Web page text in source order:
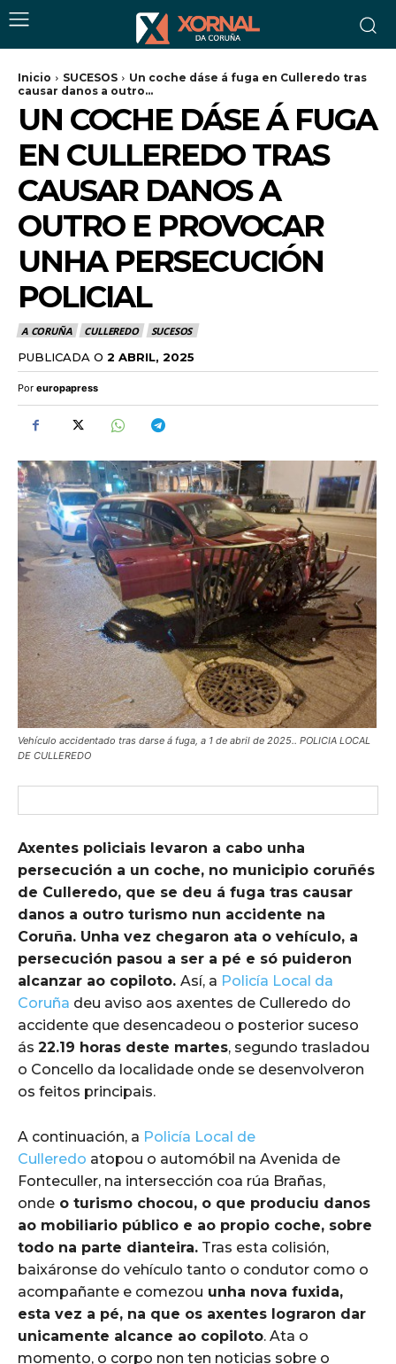
Inicio SUCESOS
Un coche dáse á fuga en Culleredo tras
causar danos a outro...
UN COCHE DÁSE Á FUGA
EN CULLEREDO TRAS
CAUSAR DANOS A
OUTRO E PROVOCAR
UNHA PERSECUCIÓN
POLICIAL
A CORUÑA CULLEREDO SUCESOS
PUBLICADA O 2 ABRIL, 2025
Por europapress
Vehículo accidentado tras darse á fuga, a 1 de abril de 2025.. POLICIA LOCAL
DE CULLEREDO
Axentes policiais levaron a cabo unha
persecución a un coche, no municipio coruñés
de Culleredo, que se deu á fuga tras causar
danos a outro turismo nun accidente na
Coruña. Unha vez chegaron ata o vehículo, a
persecución pasou a ser a pé e só puideron
alcanzar ao copiloto. Así, a Policía Local da
Coruña deu aviso aos axentes de Culleredo do
accidente que desencadeou o posterior suceso
ás 22.19 horas deste martes, segundo trasladou
o Concello da localidade onde se desenvolveron
os feitos principais.
A continuación, a Policía Local de
Culleredo atopou o automóbil na Avenida de
Fonteculler, na intersección coa rúa Brañas,
onde o turismo chocou, o que produciu danos
ao mobiliario público e ao propio coche, sobre
todo na parte dianteira. Tras esta colisión,
baixáronse do vehículo tanto o condutor como o
acompañante e comezou unha nova fuxida,
esta vez a pé, na que os axentes lograron dar
unicamente alcance ao copiloto. Ata o
momento, o corpo non ten noticias sobre o